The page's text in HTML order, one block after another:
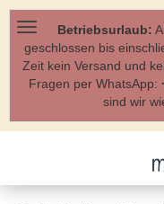
Betriebsurlaub:
geschlossen bis
Zeit kein Versand und
Fragen per WhatsApp:
sind wir